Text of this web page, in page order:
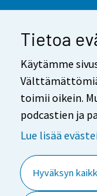
Tietoa
Käytämme
toimii oikein.
podcastien ja
Lue lisää
Hyväksyn
Yhteystiedot
Palaute
Käyttöehdot
Tietoa